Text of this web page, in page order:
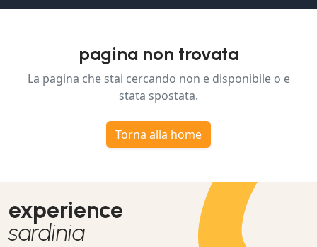
pagina non trovata
La pagina che stai cercando non e disponibile o e
stata spostata.
Torna alla home
experience
sardinia